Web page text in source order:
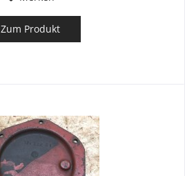
Zum Produkt